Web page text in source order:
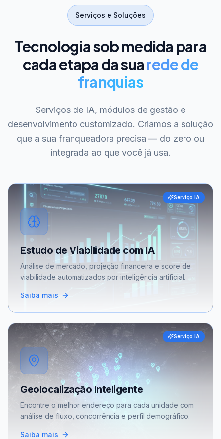
Serviços e Soluções
Tecnologia sob medida para
cada etapa da suarede de
franquias
Serviços de IA, módulos de gestão e
desenvolvimento customizado. Criamos a solução
que a sua franqueadora precisa — do zero ou
integrada ao que você já usa.
Serviço IA
Estudo de Viabilidade com IA
Análise de mercado, projeção financeira e score de
viabilidade automatizados por inteligência artificial.
Saiba mais
Serviço IA
Geolocalização Inteligente
Encontre o melhor endereço para cada unidade com
análise de fluxo, concorrência e perfil demográfico.
Saiba mais